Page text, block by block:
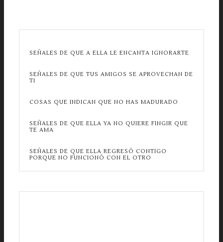
SEÑALES DE QUE A ELLA LE ENCANTA IGNORARTE
SEÑALES DE QUE TUS AMIGOS SE APROVECHAN DE
TI
COSAS QUE INDICAN QUE NO HAS MADURADO
SEÑALES DE QUE ELLA YA NO QUIERE FINGIR QUE
TE AMA
SEÑALES DE QUE ELLA REGRESÓ CONTIGO
PORQUE NO FUNCIONÓ CON EL OTRO